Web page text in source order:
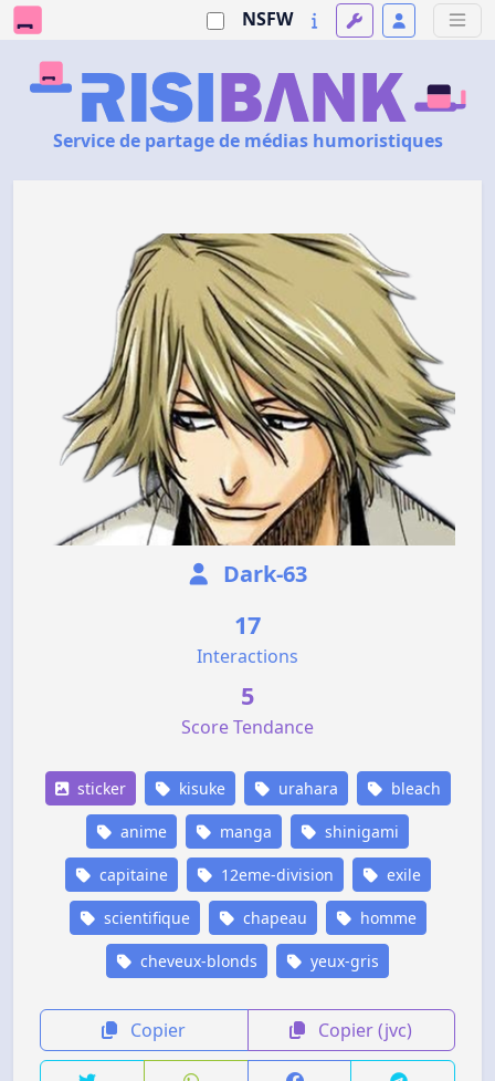
NSFW
Service de partage de médias humoristiques
Dark-63
17
Interactions
5
Score Tendance
sticker kisuke urahara bleach
anime manga shinigami
capitaine 12eme-division exile
scientifique chapeau homme
cheveux-blonds yeux-gris
Copier Copier (jvc)